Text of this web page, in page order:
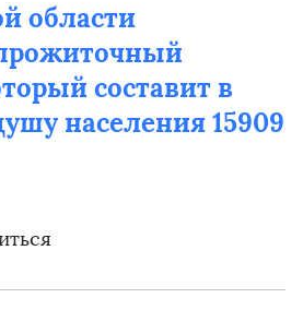
области
составит в
населения 15909